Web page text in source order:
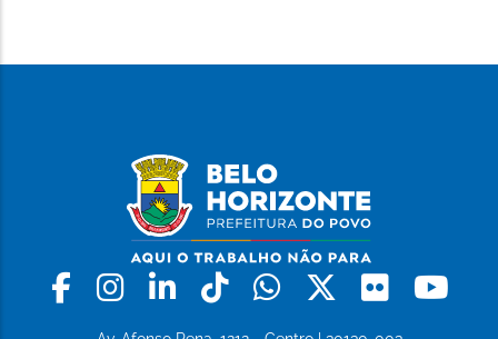
Facebook
Instagram
LinkedinTiktokWhatsapp
X Flickr